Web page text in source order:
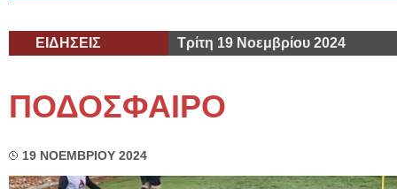
ΕΙΔΗΣΕΙΣ Τρίτη 19 Νοεμβρίου 2024
ΠΟΔΟΣΦΑΙΡΟ
19 ΝΟΕΜΒΡΙΟΥ 2024